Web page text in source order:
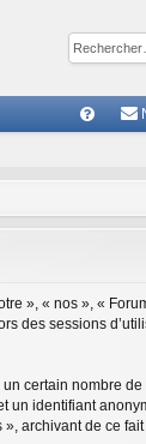
», « nos », «
des sessions
certain nombre
un identifiant
archivant de ce